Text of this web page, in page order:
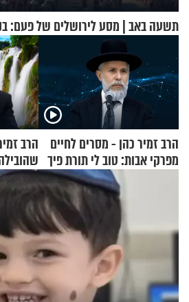
תשעה באב | מסע לירושלים של פעם:
הרב זמיר כהן - מסרים לחיים
מפרקי אבות: טוב לי תורת פיך
הרב